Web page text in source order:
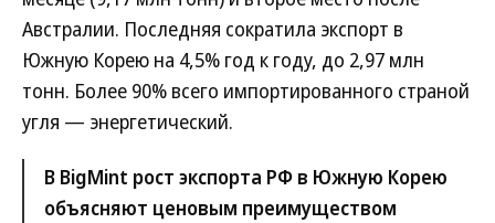
Австралии. Последняя сократила экспорт в
Южную Корею на 4,5% год к году, до 2,97 млн
тонн. Более 90% всего импортированного страной
угля — энергетический.
В BigMint рост экспорта РФ в Южную Корею
объясняют ценовым преимуществом